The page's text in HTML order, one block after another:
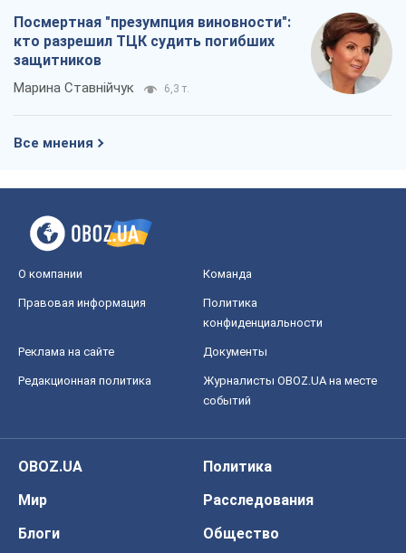
Посмертная "презумпция виновности":
кто разрешил ТЦК судить погибших
защитников
Марина Ставнійчук 6,3 т.
Все мнения
О компании Команда
Правовая информация
Политика
конфиденциальности
Реклама на сайте Документы
Редакционная политика
Журналисты OBOZ.UA на месте
событий
OBOZ.UA
Политика
Мир
Расследования
Блоги
Общество